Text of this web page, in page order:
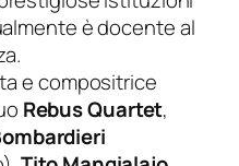
è docente al
e compositrice
Rebus Quartet,